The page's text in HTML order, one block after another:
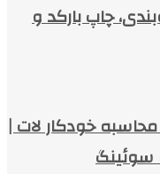
چاپ بارکد و
خودکار لات |
سوئینگ